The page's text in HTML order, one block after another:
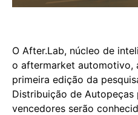
O After.Lab, núcleo de
o aftermarket automotivo,
primeira edição da
Distribuição de Autopeças
vencedores serão